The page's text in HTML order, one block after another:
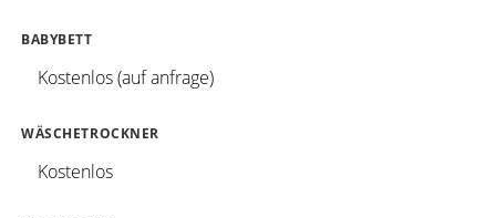
BABYBETT
Kostenlos (auf anfrage)
WÄSCHETROCKNER
Kostenlos